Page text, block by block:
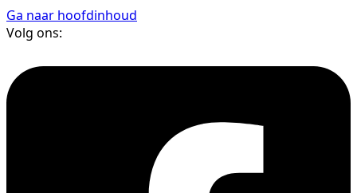
Ga naar hoofdinhoud
Volg ons: